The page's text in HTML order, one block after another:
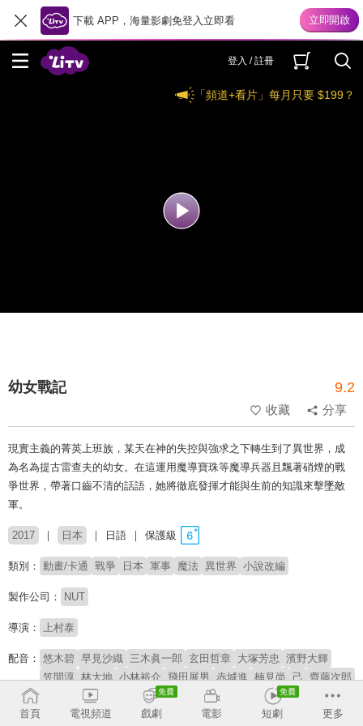
下載 APP，海量影劇免登入立即看
登入 / 註冊
「頻道+看片」每月只要 $199？
幼女戰記 9.2
收藏 分享
現實主義的菁英上班族，某天在神的失控與強求之下轉生到了異世界，成
為名為提古雷查夫的幼女。在這運用魔導寶珠等魔導兵器且飄著硝煙的戰
爭世界，帶著口齒不清的話語，她將徹底發揮才能與生前的知識來擊墜敵
軍。
2017 日本 日語 保護級
類別： 動畫/卡通 戰爭 日本 軍事 魔法 異世界 小說改編
製作公司： NUT
導演： 上村泰
配音： 悠木碧 早見沙織 三木眞一郎 玄田哲章 大塚芳忠 濱野大輝
笠間淳 林大地 小林裕介 飛田展男 赤城進 楠見尚 己 齊藤次郎
堀內賢雄 小柳良寬 土師孝也 高岡瓶瓶 戶松遙
首頁 電視頻道 戲劇 電影 短劇 更多